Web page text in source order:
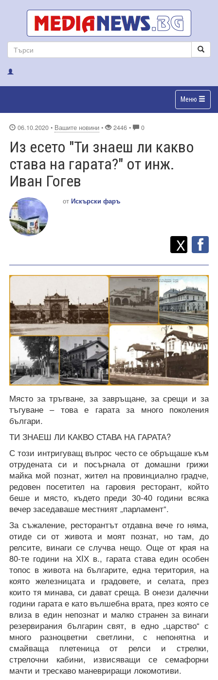
Меню
06.10.2020 • Вашите новини • 2446 • 0
Из есето "Ти знаеш ли какво
става на гарата?" от инж.
Иван Гогев
от Искърски фаръ
Споделете
X
Място за тръгване, за завръщане, за срещи и за
тъгуване – това е гарата за много поколения
българи.
ТИ ЗНАЕШ ЛИ КАКВО СТАВА НА ГАРАТА?
С този интригуващ въпрос често се обръщаше към
отрудената си и посърнала от домашни грижи
майка мой познат, жител на провинциално градче,
редовен посетител на гаровия ресторант, който
беше и място, където преди 30-40 години всяка
вечер заседаваше местният „парламент“.
За съжаление, ресторантът отдавна вече го няма,
отиде си от живота и моят познат, но там, до
релсите, винаги се случва нещо. Още от края на
80-те години на ХIХ в., гарата става един особен
топос в живота на българите, една територия, на
която железницата и градовете, и селата, през
които тя минава, си дават среща. В онези далечни
години гарата е като вълшебна врата, през която се
влиза в един непознат и малко странен за винаги
резервирания българин свят, в едно „царство“ с
много разноцветни светлини, с непонятна и
смайваща плетеница от релси и стрелки,
стрелочни кабини, извисяващи се семафорни
мачти и трескаво маневриращи локомотиви.